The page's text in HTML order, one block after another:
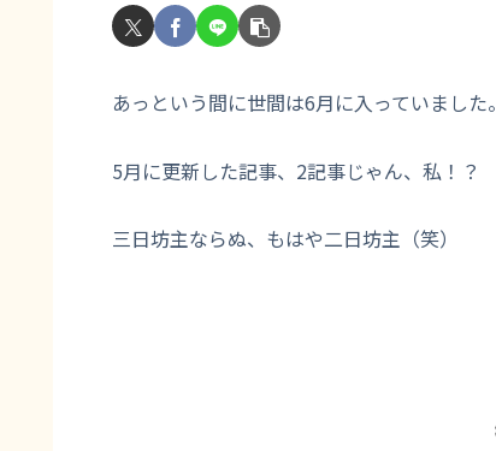
あっという間に世間は6月に入っていました。
5月に更新した記事、2記事じゃん、私！？
三日坊主ならぬ、もはや二日坊主（笑）